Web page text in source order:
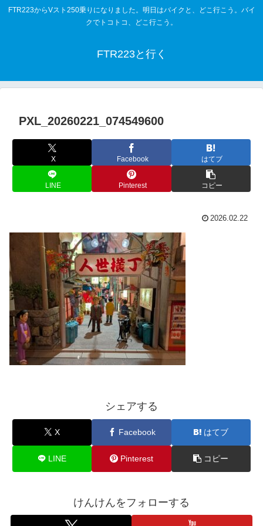
FTR223からVスト250乗りになりました。明日はバイクと、どこ行こう。バイ
クでトコトコ、どこ行こう。
FTR223と行く
PXL_20260221_074549600
X Facebook はてブ
LINE Pinterest コピー
2026.02.22
シェアする
X Facebook はてブ
LINE Pinterest コピー
けんけんをフォローする